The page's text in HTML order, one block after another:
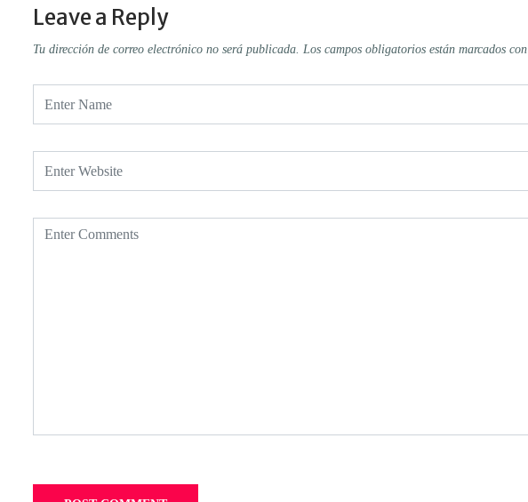
Leave a Reply
Tu dirección de correo electrónico no será publicada. Los campos obligatorios están marcados con